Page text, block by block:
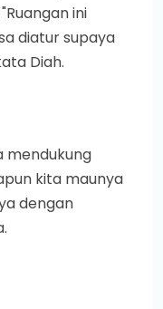
ini
diatur supaya
Diah.
mendukung
kita maunya
dengan